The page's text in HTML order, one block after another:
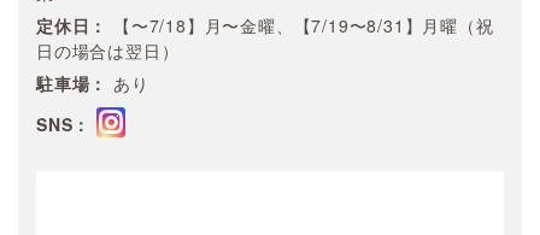
定休日：
【〜7/18】月〜金曜、【7/19〜8/31】月曜（祝
日の場合は翌日）
駐車場： あり
SNS：